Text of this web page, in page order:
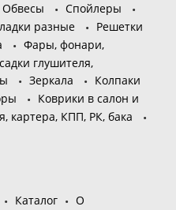
Обвесы
Спойлеры
разные
Решетки
Фары, фонари,
глушителя,
Зеркала
Колпаки
Коврики в салон и
картера, КПП, РК, бака
Каталог
О